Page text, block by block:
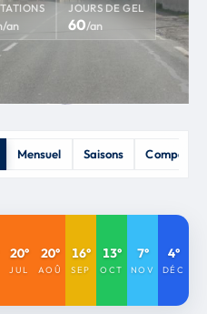
an
JOURS DE GEL
60/an
Mensuel Saisons
20°
JUL
20°
AOÛ
16°
SEP
13°
OCT
7°
NOV
4°
DÉC